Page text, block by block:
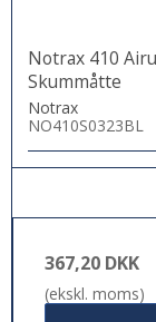
Notrax 410
Skummåtte
Notrax
NO410S0323BL
367,20 DKK
(ekskl. moms)